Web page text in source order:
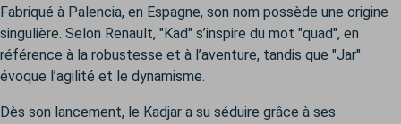
Fabriqué à Palencia, en Espagne, son nom possède une origine
singulière. Selon Renault, "Kad" s’inspire du mot "quad", en
référence à la robustesse et à l’aventure, tandis que "Jar"
évoque l’agilité et le dynamisme.
Dès son lancement, le Kadjar a su séduire grâce à ses